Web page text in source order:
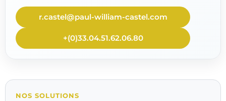
r.castel@paul-william-castel.com
+(0)33.04.51.62.06.80
NOS SOLUTIONS